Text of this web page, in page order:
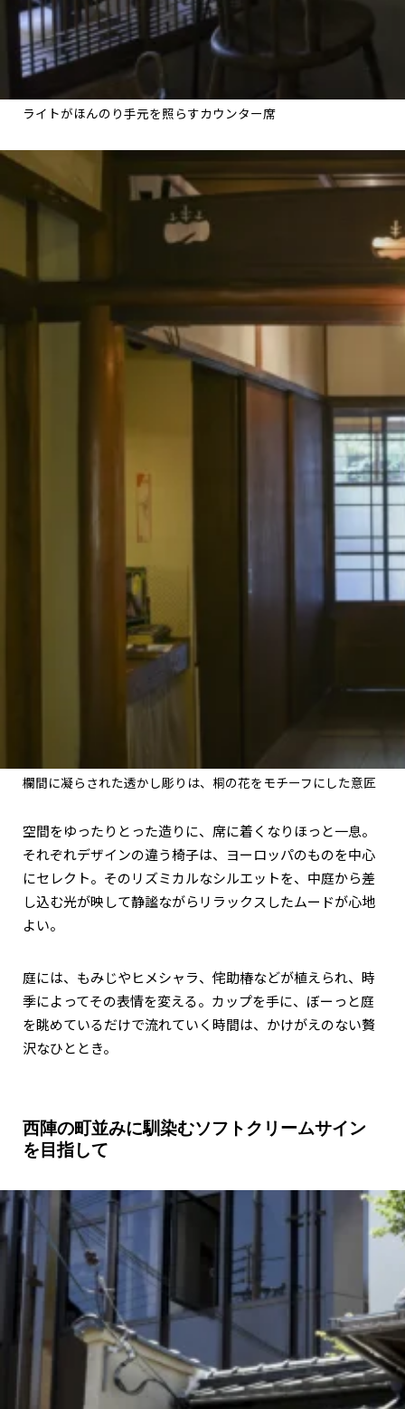
ライトがほんのり手元を照らすカウンター席
欄間に凝らされた透かし彫りは、桐の花をモチーフにした意匠
空間をゆったりとった造りに、席に着くなりほっと一息。
それぞれデザインの違う椅子は、ヨーロッパのものを中心
にセレクト。そのリズミカルなシルエットを、中庭から差
し込む光が映して静謐ながらリラックスしたムードが心地
よい。
庭には、もみじやヒメシャラ、侘助椿などが植えられ、時
季によってその表情を変える。カップを手に、ぼーっと庭
を眺めているだけで流れていく時間は、かけがえのない贅
沢なひととき。
西陣の町並みに馴染むソフトクリームサイン
を目指して